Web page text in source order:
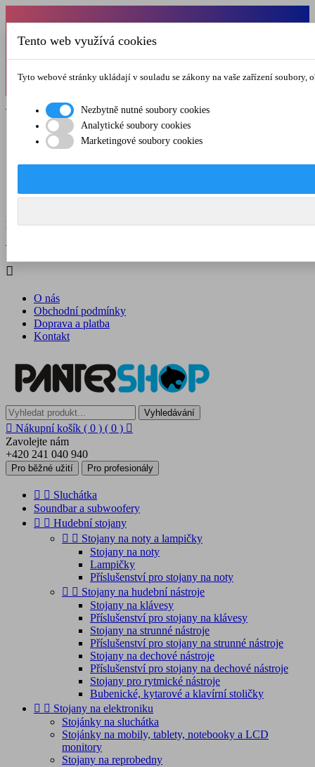
Od 1.7.-31.8.2026 budeme mít v pátek
zkrácenou provozní dobu do 12.00 hod. Přejeme
Registrovat  Přihlásit se
O nás
Kontakt
Menu  

O nás
Obchodní podmínky
Doprava a platba
Kontakt
Vyhledávání
 Nákupní košík ( 0 ) ( 0 ) 
Zavolejte nám
+420 241 040 940
Pro běžné užití Pro profesionály
  Sluchátka
Soundbar a subwoofery
  Hudební stojany
  Stojany na noty a lampičky
Stojany na noty
Lampičky
Příslušenství pro stojany na noty
  Stojany na hudební nástroje
Stojany na klávesy
Příslušenství pro stojany na klávesy
Stojany na strunné nástroje
Příslušenství pro stojany na strunné nástroje
Stojany na dechové nástroje
Příslušenství pro stojany na dechové nástroje
Stojany pro rytmické nástroje
Bubenické, kytarové a klavírní stoličky
  Stojany na elektroniku
Stojánky na sluchátka
Stojánky na mobily, tablety, notebooky a LCD
monitory
Stojany na reprobedny
Tento web využívá cookies
Tyto webové stránky ukládají v souladu se zákony na vaše zařízení
Nezbytně nutné soubory cookies
Analytické soubory cookies
Marketingové soubory cookies